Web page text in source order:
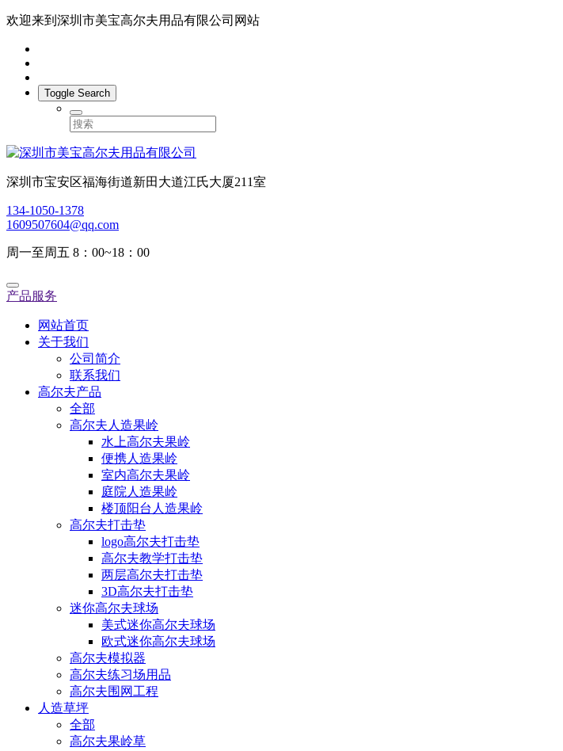
欢迎来到深圳市美宝高尔夫用品有限公司网站
Toggle Search
深圳市宝安区福海街道新田大道江氏大厦211室
134-1050-1378
1609507604@qq.com
周一至周五 8：00~18：00
产品服务
网站首页
关于我们
公司简介
联系我们
高尔夫产品
全部
高尔夫人造果岭
水上高尔夫果岭
便携人造果岭
室内高尔夫果岭
庭院人造果岭
楼顶阳台人造果岭
高尔夫打击垫
logo高尔夫打击垫
高尔夫教学打击垫
两层高尔夫打击垫
3D高尔夫打击垫
迷你高尔夫球场
美式迷你高尔夫球场
欧式迷你高尔夫球场
高尔夫模拟器
高尔夫练习场用品
高尔夫围网工程
人造草坪
全部
高尔夫果岭草